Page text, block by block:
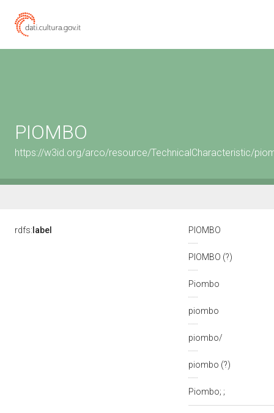
PIOMBO
https://w3id.org/arco/resource/TechnicalCharacteristic/
rdfs: label PIOMBO
PIOMBO (?)
Piombo
piombo
piombo/
piombo (?)
Piombo; ;